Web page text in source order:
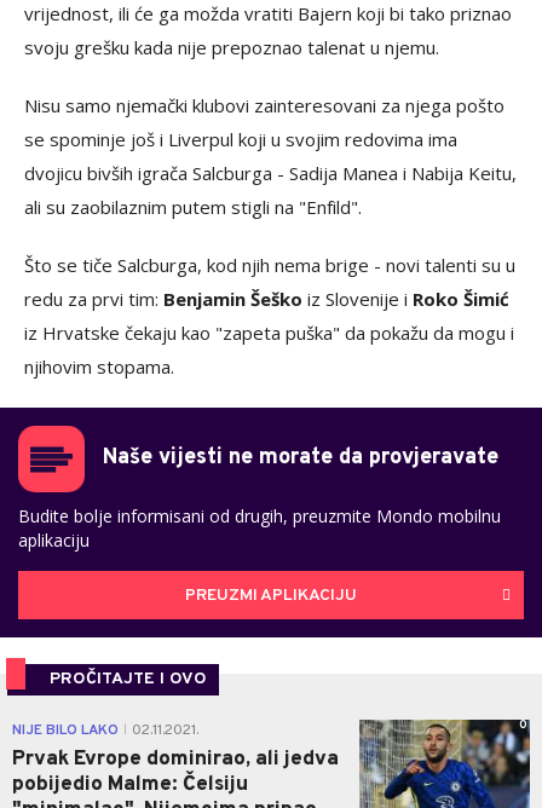
vrijednost, ili će ga možda vratiti Bajern koji bi tako priznao
svoju grešku kada nije prepoznao talenat u njemu.
Nisu samo njemački klubovi zainteresovani za njega pošto
se spominje još i Liverpul koji u svojim redovima ima
dvojicu bivših igrača Salcburga - Sadija Manea i Nabija Keitu,
ali su zaobilaznim putem stigli na "Enfild".
Što se tiče Salcburga, kod njih nema brige - novi talenti su u
redu za prvi tim: Benjamin Šeško iz Slovenije i Roko Šimić
iz Hrvatske čekaju kao "zapeta puška" da pokažu da mogu i
njihovim stopama.
Naše vijesti ne morate da provjeravate
Budite bolje informisani od drugih, preuzmite Mondo mobilnu
aplikaciju
PREUZMI APLIKACIJU
PROČITAJTE I OVO
NIJE BILO LAKO 02.11.2021.
Prvak Evrope dominirao, ali jedva
pobijedio Malme: Čelsiju
0